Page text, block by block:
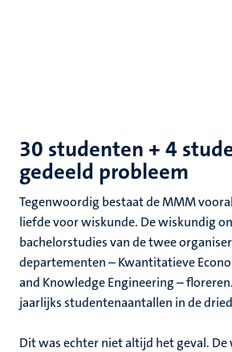
30 studenten + 4
gedeeld probleem
Tegenwoordig bestaat de MMM
liefde voor wiskunde. De wiskundig
bachelorstudies van de twee
departementen – Kwantitatieve
and Knowledge Engineering –
jaarlijks studentenaantallen in de
Dit was echter niet altijd het geval.